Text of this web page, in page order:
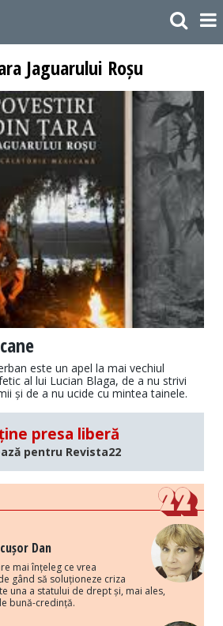
Jaguarului Roșu
este un apel la mai vechiul
al lui Lucian Blaga, de a nu strivi
și de a nu ucide cu mintea tainele.
presa liberă
pentru Revista22
Dan
mai înțeleg ce vrea
gând să soluționeze criza
una a statului de drept și, mai ales,
bună-credință.